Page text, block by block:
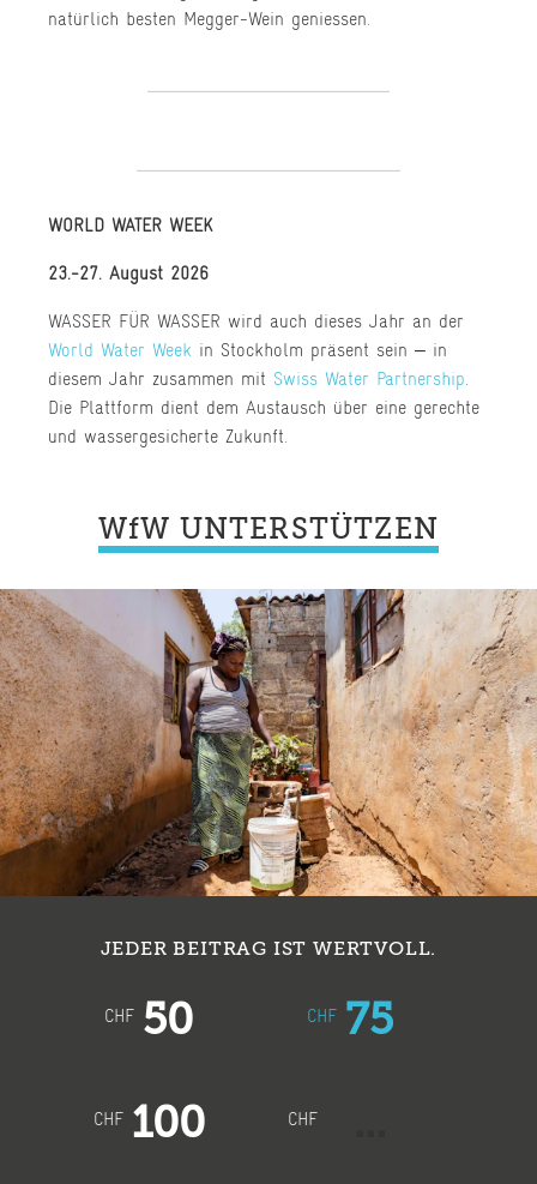
natürlich besten Megger-Wein geniessen.
WORLD WATER WEEK
23.-27. August 2026
WASSER FÜR WASSER wird auch dieses Jahr an der
World Water Week in Stockholm präsent sein – in
diesem Jahr zusammen mit Swiss Water Partnership
Die Plattform dient dem Austausch über eine gerechte
und wassergesicherte Zukunft.
WfW UNTERSTÜTZEN
JEDER BEITRAG IST WERTVOLL.
CHF 50 CHF 75
CHF 100 CHF